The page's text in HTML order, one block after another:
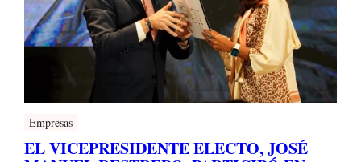
Empresas
EL VICEPRESIDENTE ELECTO, JOSÉ